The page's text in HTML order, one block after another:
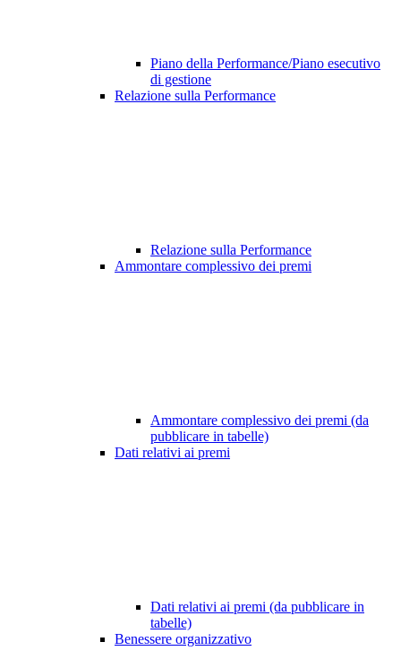
Piano della Performance/Piano esecutivo
di gestione
Relazione sulla Performance
Relazione sulla Performance
Ammontare complessivo dei premi
Ammontare complessivo dei premi (da
pubblicare in tabelle)
Dati relativi ai premi
Dati relativi ai premi (da pubblicare in
tabelle)
Benessere organizzativo